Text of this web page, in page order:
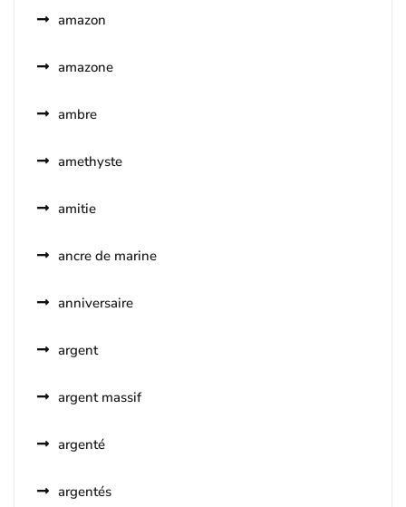
amazon
amazone
ambre
amethyste
amitie
ancre de marine
anniversaire
argent
argent massif
argenté
argentés